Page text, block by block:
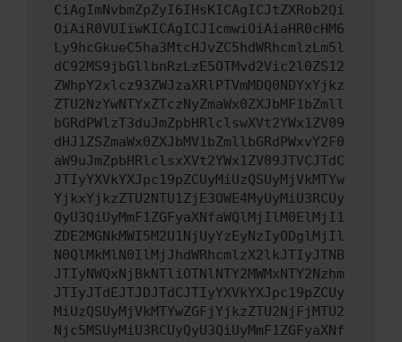
CiAgImNvbmZpZyI6IHsKICAgICJtZXRob2Qi
OiAiR0VUIiwKICAgICJ1cmwiOiAiaHR0cHM6
Ly9hcGkueC5ha3MtcHJvZC5hdWRhcmlzLm5l
dC92MS9jbGllbnRzLzE5OTMvd2Vic2l0ZS12
ZWhpY2xlcz93ZWJzaXRlPTVmMDQ0NDYxYjkz
ZTU2NzYwNTYxZTczNyZmaWx0ZXJbMF1bZmll
bGRdPWlzT3duJmZpbHRlclswXVt2YWx1ZV09
dHJ1ZSZmaWx0ZXJbMV1bZmllbGRdPWxvY2F0
aW9uJmZpbHRlclsxXVt2YWx1ZV09JTVCJTdC
JTIyYXVkYXJpc19pZCUyMiUzQSUyMjVkMTYw
YjkxYjkzZTU2NTU1ZjE3OWE4MyUyMiU3RCUy
QyU3QiUyMmF1ZGFyaXNfaWQlMjIlM0ElMjI1
ZDE2MGNkMWI5M2U1NjUyYzEyNzIyODglMjIl
N0QlMkMlN0IlMjJhdWRhcmlzX2lkJTIyJTNB
JTIyNWQxNjBkNTliOTNlNTY2MWMxNTY2Nzhm
JTIyJTdEJTJDJTdCJTIyYXVkYXJpc19pZCUy
MiUzQSUyMjVkMTYwZGFjYjkzZTU2NjFjMTU2
Njc5MSUyMiU3RCUyQyU3QiUyMmF1ZGFyaXNf